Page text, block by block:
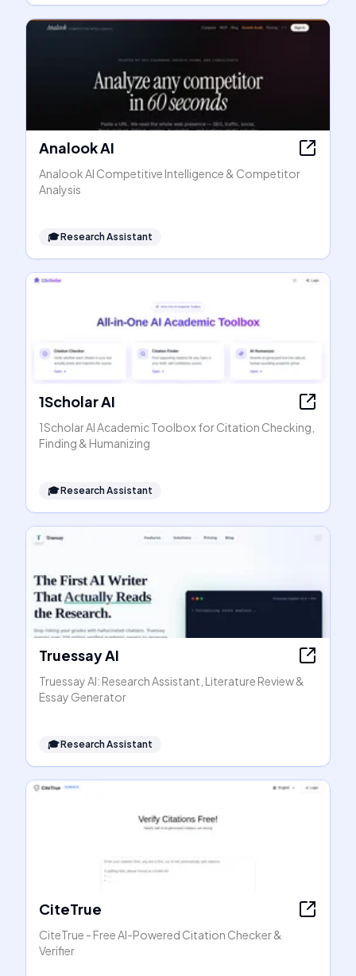
Analook AI
Analook AI Competitive Intelligence & Competitor
Analysis
🎓Research Assistant
1Scholar AI
1Scholar AI Academic Toolbox for Citation Checking,
Finding & Humanizing
🎓Research Assistant
Truessay AI
Truessay AI: Research Assistant, Literature Review &
Essay Generator
🎓Research Assistant
CiteTrue
CiteTrue - Free AI-Powered Citation Checker &
Verifier